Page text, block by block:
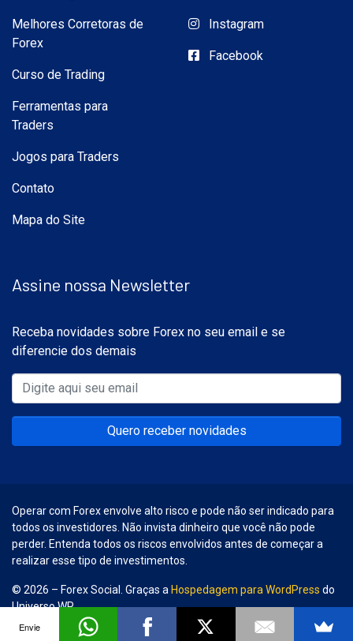
Melhores Corretoras de
Forex
Curso de Trading
Ferramentas para
Traders
Jogos para Traders
Contato
Mapa do Site
Instagram
Facebook
Assine nossa Newsletter
Receba novidades sobre Forex no seu email e se
diferencie dos demais
Quero receber novidades
Operar com Forex envolve alto risco e pode não ser indicado para
todos os investidores. Não invista dinheiro que você não pode
perder. Entenda todos os riscos envolvidos antes de começar a
realizar esse tipo de investimentos.
© 2026 – Forex Social. Graças a Hospedagem para WordPress do
Universo WP.
Envie